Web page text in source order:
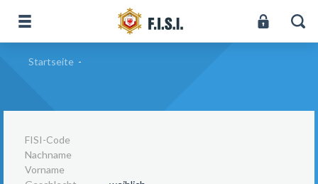
Startseite -
FISI-Code
Nachname
Vorname